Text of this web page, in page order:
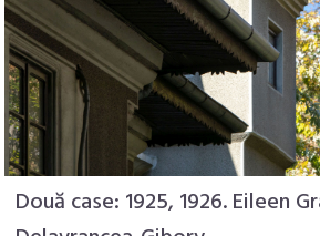
Două case: 1925, 1926. Eileen